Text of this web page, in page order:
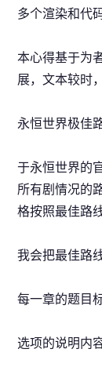
多个渲染和代
本心得基于为
展，文本较时
永恒世界极佳路
于永恒世界的
所有剧情况的
格按照最佳路
我会把最佳路
每一章的题目
选项的说明内